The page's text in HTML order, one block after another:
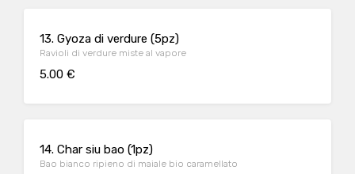
13. Gyoza di verdure (5pz)
Ravioli di verdure miste al vapore
5.00 €
14. Char siu bao (1pz)
Bao bianco ripieno di maiale bio caramellato